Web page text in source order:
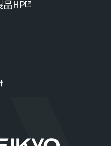
品HP